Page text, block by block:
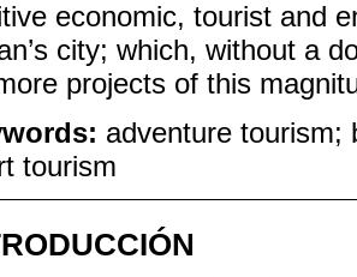
economic, tourist and
city; which, without a
projects of this
adventure tourism;
tourism